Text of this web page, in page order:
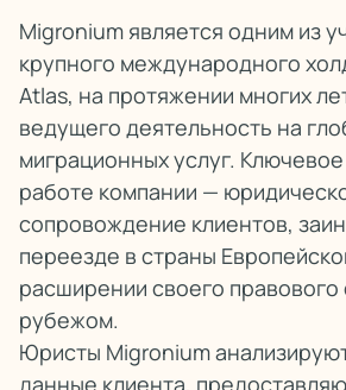
Migronium является одним из
крупного международного
Atlas, на протяжении многих
ведущего деятельность на
миграционных услуг.
работе компании —
сопровождение клиентов,
переезде в страны
расширении своего правового
рубежом.
Юристы Migronium
данные клиента,